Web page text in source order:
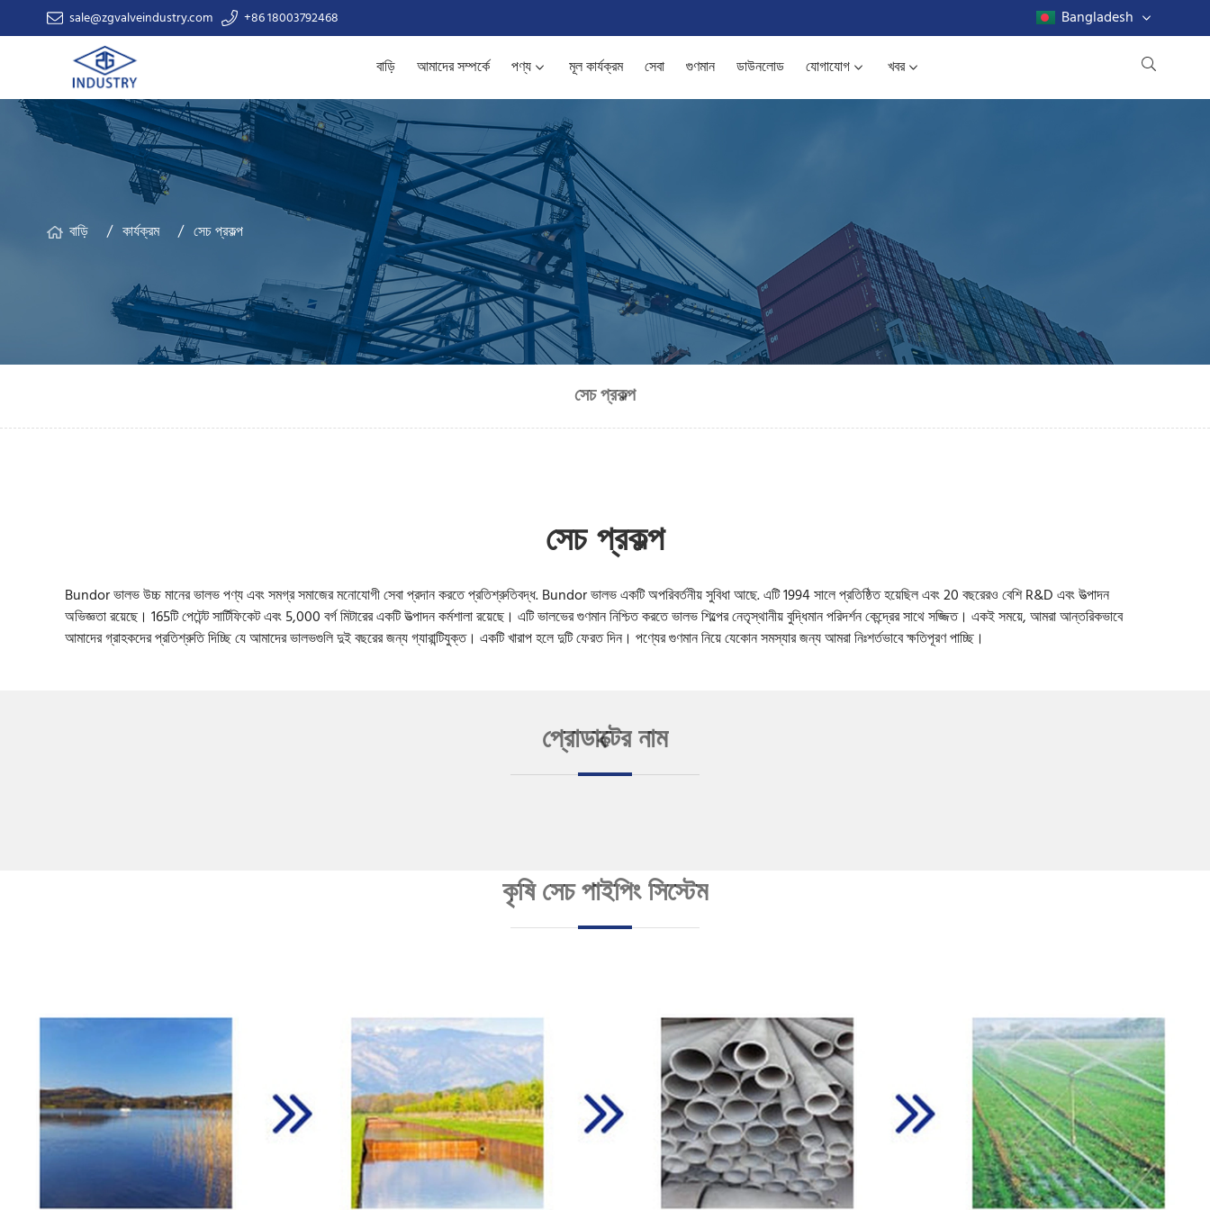
sale@zgvalveindustry.com +86 18003792468 Bangladesh
বাড়ি আমাদের সম্পর্কে পণ্য মূল কার্যক্রম সেবা গুণমান ডাউনলোড যোগাযোগ খবর
বাড়ি কার্যক্রম সেচ প্রকল্প
সেচ প্রকল্প
সেচ প্রকল্প
Bundor ভালভ উচ্চ মানের ভালভ পণ্য এবং সমগ্র সমাজের মনোযোগী সেবা প্রদান করতে প্রতিশ্রুতিবদ্ধ. Bundor ভালভ একটি অপরিবর্তনীয় সুবিধা আছে. এটি 1994 সালে প্রতিষ্ঠিত হয়েছিল এবং 20 বছরেরও বেশি R&D এবং উত্পাদন
অভিজ্ঞতা রয়েছে। 165টি পেটেন্ট সার্টিফিকেট এবং 5,000 বর্গ মিটারের একটি উত্পাদন কর্মশালা রয়েছে। এটি ভালভের গুণমান নিশ্চিত করতে ভালভ শিল্পের নেতৃস্থানীয় বুদ্ধিমান পরিদর্শন কেন্দ্রের সাথে সজ্জিত। একই সময়ে, আমরা আন্তরিকভাবে
আমাদের গ্রাহকদের প্রতিশ্রুতি দিচ্ছি যে আমাদের ভালভগুলি দুই বছরের জন্য গ্যারান্টিযুক্ত। একটি খারাপ হলে দুটি ফেরত দিন। পণ্যের গুণমান নিয়ে যেকোন সমস্যার জন্য আমরা নিঃশর্তভাবে ক্ষতিপূরণ পাচ্ছি।
প্রোডাক্টের নাম
কৃষি সেচ পাইপিং সিস্টেম